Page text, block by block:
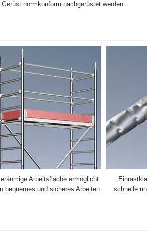
normkonform nachgerüstet werden.
Arbeitsfläche ermöglicht
bequemes und sicheres Arbeiten
schnelle